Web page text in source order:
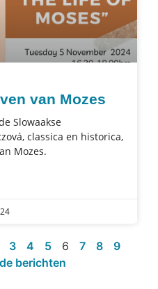
van Mozes
Slowaakse
classica en historica,
Mozes.
3 4 5 6 7 8
9
berichten